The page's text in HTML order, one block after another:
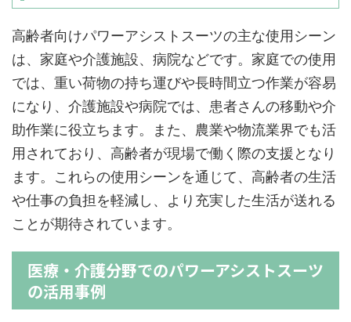
高齢者向けパワーアシストスーツの主な使用シーン
は、家庭や介護施設、病院などです。家庭での使用
では、重い荷物の持ち運びや長時間立つ作業が容易
になり、介護施設や病院では、患者さんの移動や介
助作業に役立ちます。また、農業や物流業界でも活
用されており、高齢者が現場で働く際の支援となり
ます。これらの使用シーンを通じて、高齢者の生活
や仕事の負担を軽減し、より充実した生活が送れる
ことが期待されています。
医療・介護分野でのパワーアシストスーツ
の活用事例